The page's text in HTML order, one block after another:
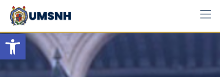
Open toolbar
Skip
content